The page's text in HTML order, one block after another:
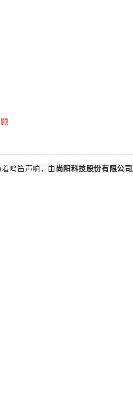
鸣笛声响，由尚阳科技股份有限公